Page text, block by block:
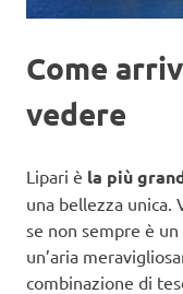
Come
vedere
Lipari è la più
una bellezza unica.
se non sempre è
un’aria
combinazione di